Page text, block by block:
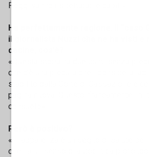
Poggi vanno rispettatati e capiti».
Ha perfettamente ragione. Il “caso
il giornalista Nuzzi che ne ha visti e
decine, cos’è?
«Questa storia ha due punti senza
che c’è una procura che riconsidera
stabilito dalla Corte di Cassazione e
pagina nuova. Questo, francamente, in
consueto».
Però è positivo?
«In apparenza è un segno di salute per
che ha un senso di autocritica profondo.